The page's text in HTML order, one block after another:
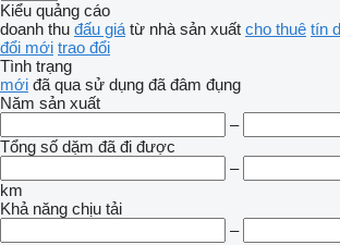
Kiểu quảng cáo
doanh thu đấu giá từ nhà sản xuất cho thuê tín
đổi mới trao đổi
Tình trạng
mới đã qua sử dụng đã đâm đụng
Năm sản xuất
–
Tổng số dặm đã đi được
–
km
Khả năng chịu tải
–